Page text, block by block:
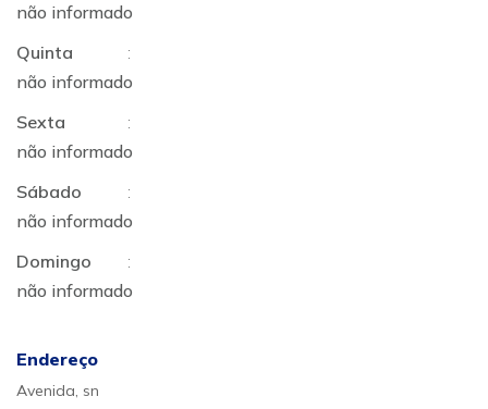
não informado
Quinta
:
não informado
Sexta
:
não informado
Sábado
:
não informado
Domingo
:
não informado
Endereço
Avenida, sn